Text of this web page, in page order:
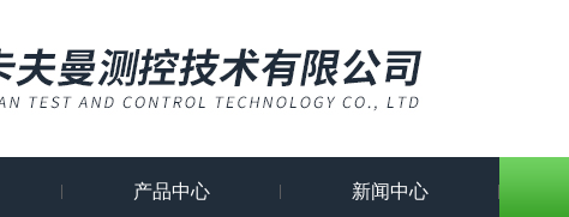
产品中心 新闻中心